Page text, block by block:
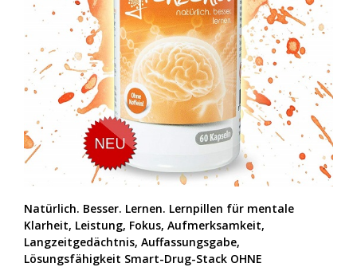
Natürlich. Besser. Lernen. Lernpillen für mentale
Klarheit, Leistung, Fokus, Aufmerksamkeit,
Langzeitgedächtnis, Auffassungsgabe,
Lösungsfähigkeit Smart-Drug-Stack OHNE